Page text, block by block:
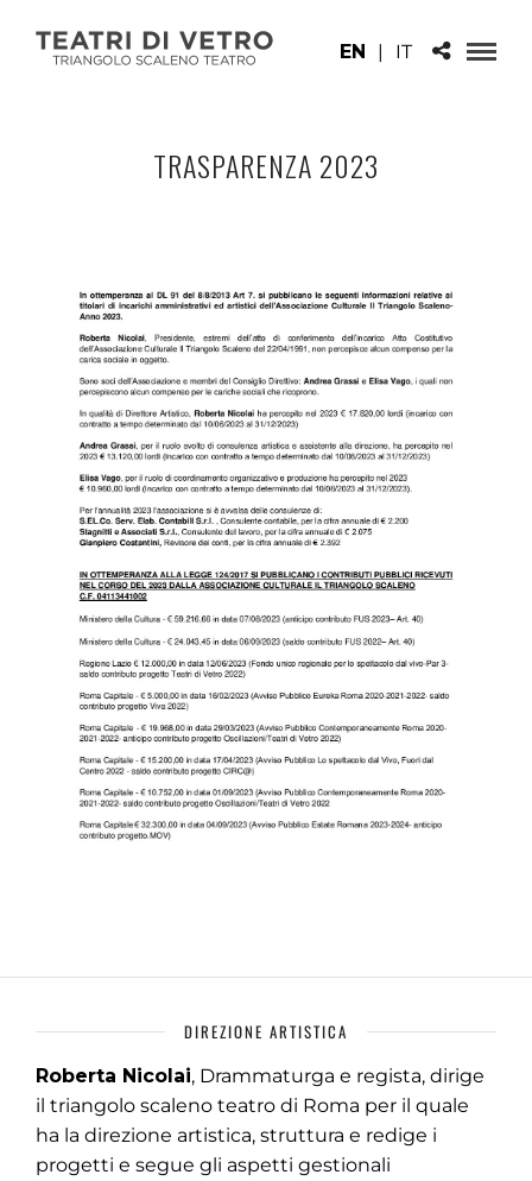
EN | IT
TRASPARENZA 2023
DIREZIONE ARTISTICA
Roberta Nicolai, Drammaturga e regista, dirige
il triangolo scaleno teatro di Roma per il quale
ha la direzione artistica, struttura e redige i
progetti e segue gli aspetti gestionali